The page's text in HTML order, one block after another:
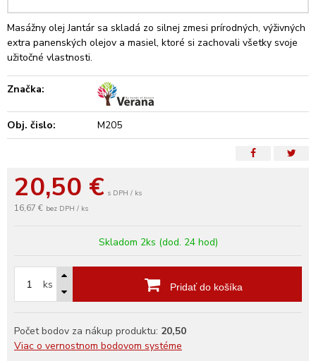
20,50 € s DPH / ks
16,67 € bez DPH / ks
Skladom 2ks (dod. 24 hod)
ks Pridať do košíka
Počet bodov za nákup produktu: 20,50
Viac o vernostnom bodovom systéme
Masážny olej Jantár sa skladá zo silnej zmesi prírodných, výživných
extra panenských olejov a masiel, ktoré si zachovali všetky svoje
užitočné vlastnosti.
Značka:
Obj. čislo: M205